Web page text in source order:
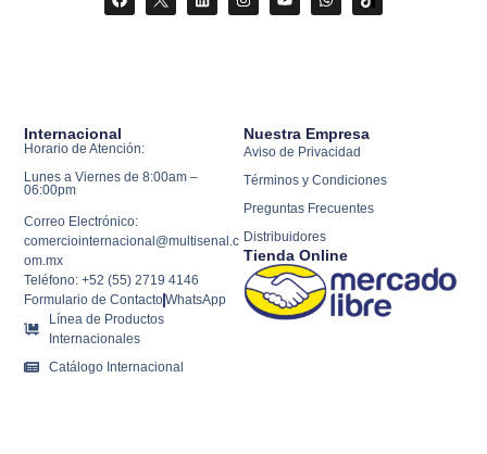
Nuestra Empresa
Aviso de Privacidad
Términos y Condiciones
Preguntas Frecuentes
Distribuidores
Tienda Online
Internacional
Horario de Atención:
Lunes a Viernes de 8:00am –
06:00pm
Correo Electrónico:
comerciointernacional@multisenal.c
om.mx
Teléfono: +52 (55) 2719 4146
Formulario de ContactoWhatsApp
Línea de Productos
Internacionales
Catálogo Internacional